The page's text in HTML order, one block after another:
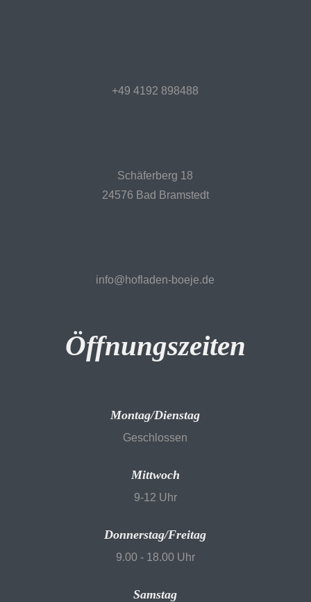
+49 4192 898488
Schäferberg 18
24576 Bad Bramstedt
info@hofladen-boeje.de
Öffnungszeiten
Montag/Dienstag
Geschlossen
Mittwoch
9-12 Uhr
Donnerstag/Freitag
9.00 - 18.00 Uhr
Samstag